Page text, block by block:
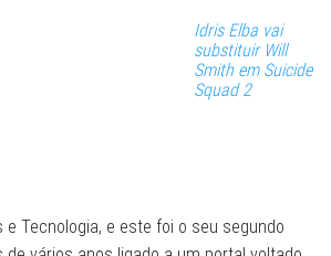
Idris Elba vai
substituir Will
Smith em Suicide
Squad 2
e Tecnologia, e este foi o seu segundo